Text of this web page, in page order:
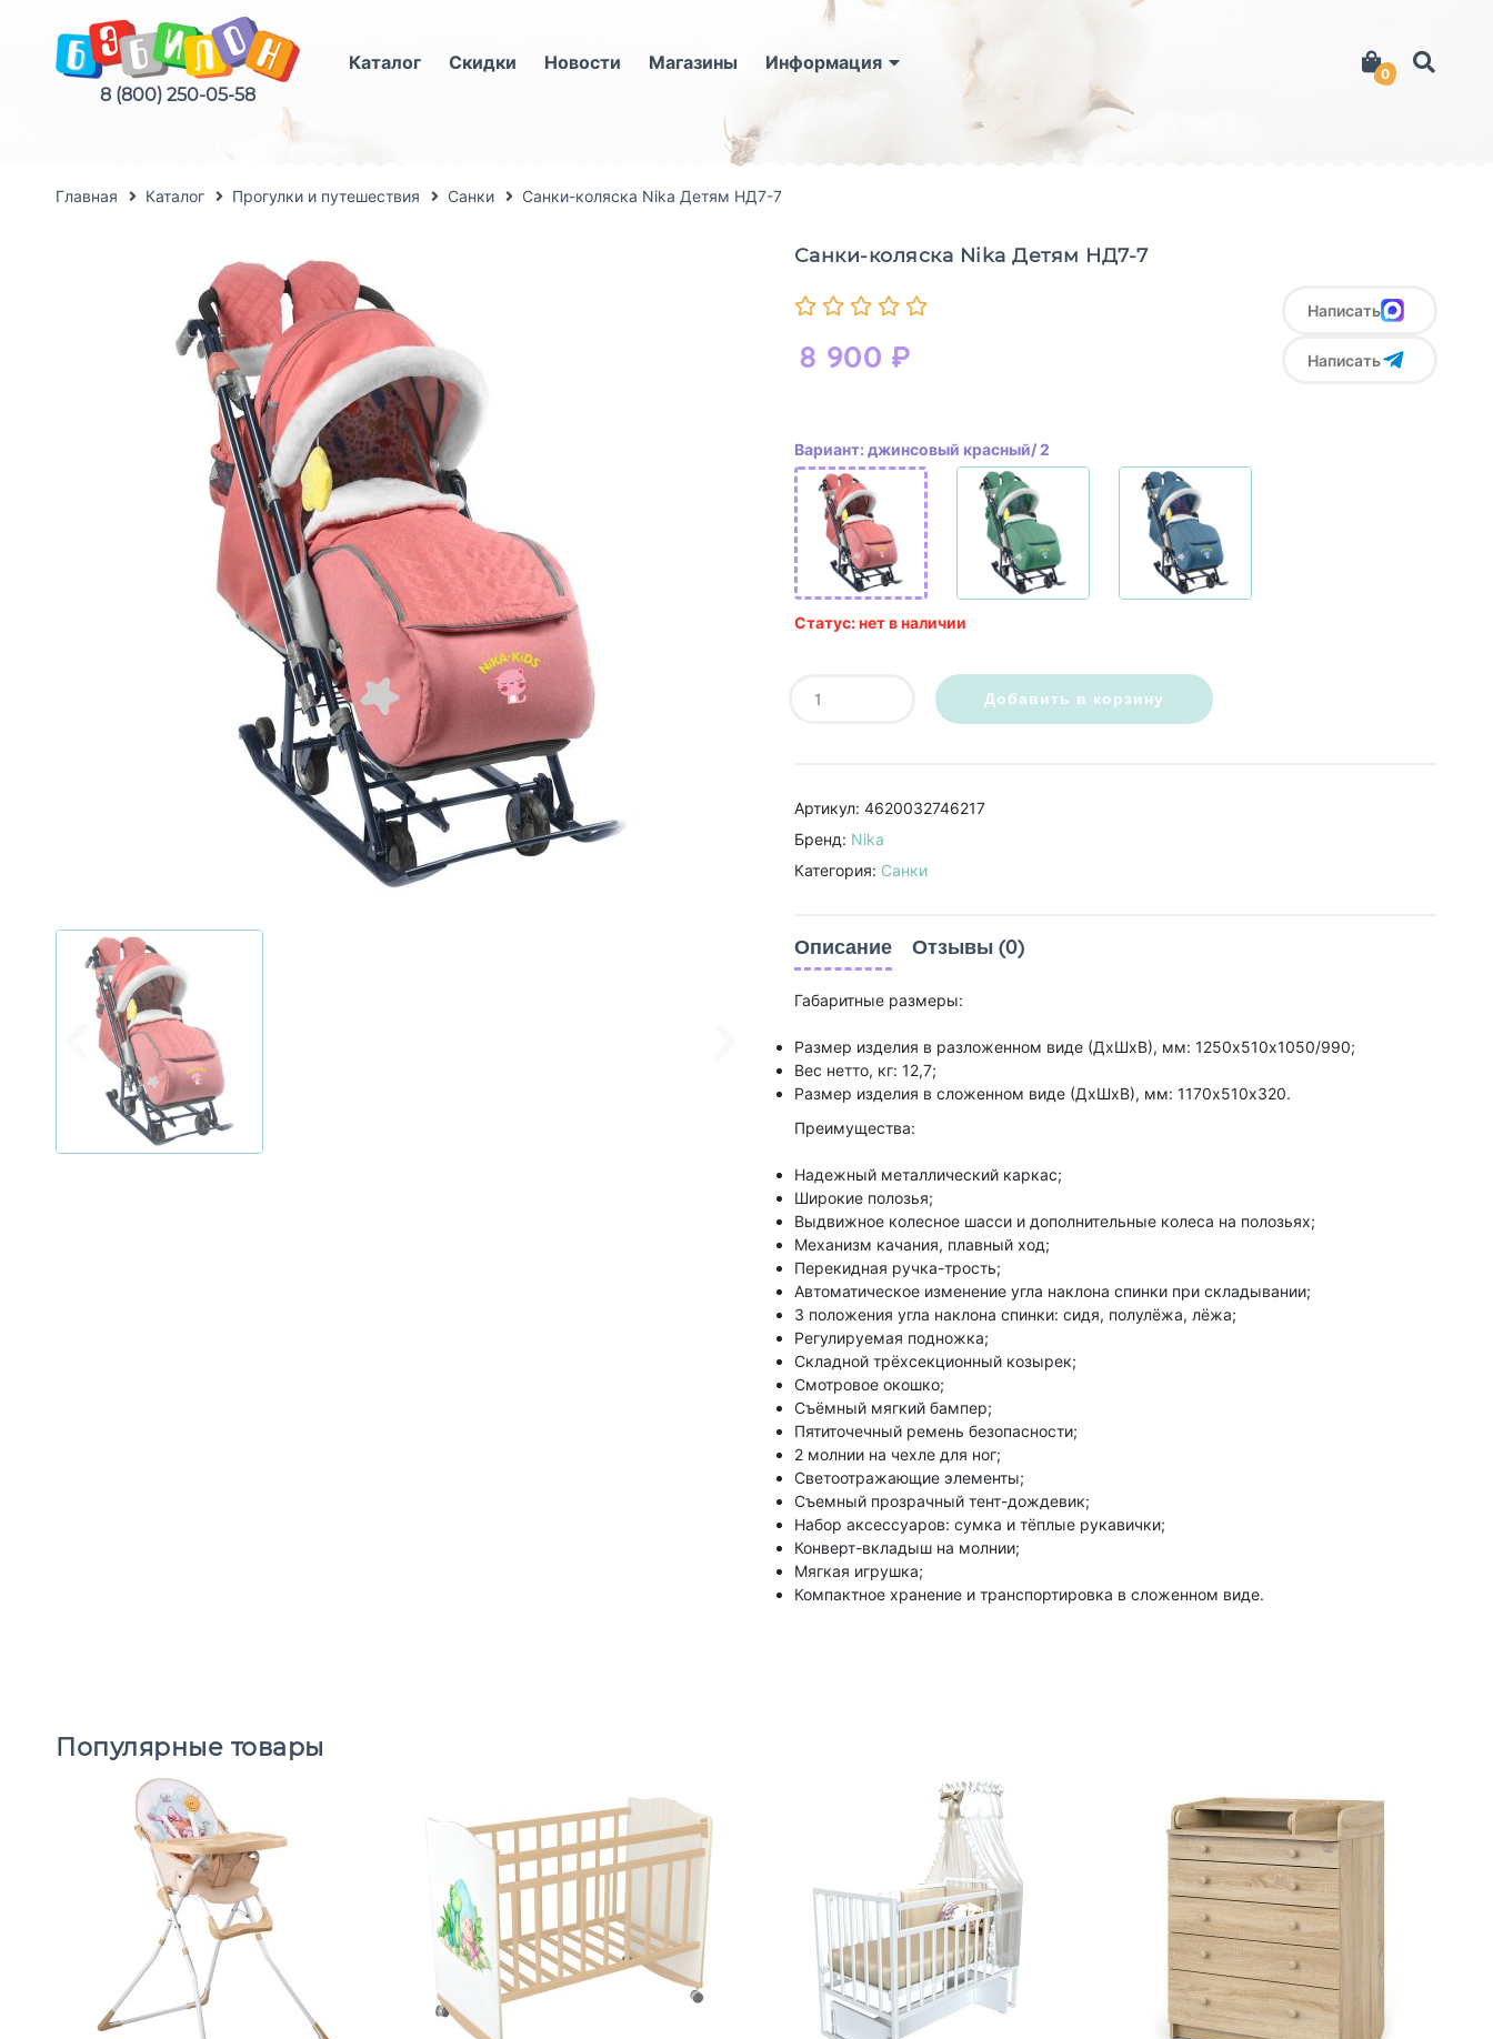
8 (800) 250-05-58
Каталог Скидки Новости Магазины Информация
0
Главная Каталог Прогулки и путешествия Санки Санки-коляска Nika Детям НД7-7
Санки-коляска Nika Детям НД7-7
8 900 ₽
Написать
Написать
Вариант: джинсовый красный/ 2
Статус: нет в наличии
Добавить в корзину
Артикул: 4620032746217
Бренд: Nika
Категория: Санки
Описание Отзывы (0)
Габаритные размеры:
Размер изделия в разложенном виде (ДхШхВ), мм: 1250х510х1050/990;
Вес нетто, кг: 12,7;
Размер изделия в сложенном виде (ДхШхВ), мм: 1170х510х320.
Преимущества:
Надежный металлический каркас;
Широкие полозья;
Выдвижное колесное шасси и дополнительные колеса на полозьях;
Механизм качания, плавный ход;
Перекидная ручка-трость;
Автоматическое изменение угла наклона спинки при складывании;
3 положения угла наклона спинки: сидя, полулёжа, лёжа;
Регулируемая подножка;
Складной трёхсекционный козырек;
Смотровое окошко;
Съёмный мягкий бампер;
Пятиточечный ремень безопасности;
2 молнии на чехле для ног;
Светоотражающие элементы;
Съемный прозрачный тент-дождевик;
Набор аксессуаров: сумка и тёплые рукавички;
Конверт-вкладыш на молнии;
Мягкая игрушка;
Компактное хранение и транспортировка в сложенном виде.
Популярные товары